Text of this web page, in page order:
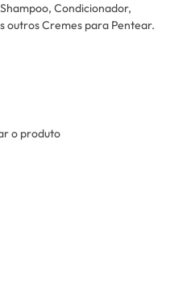
Condicionador,
outros Cremes para Pentear.
o produto